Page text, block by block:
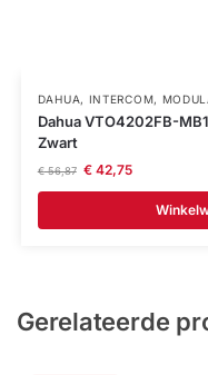
DAHUA, INTERCOM,
Dahua VTO4202FB-
Zwart
€56,87 €42,75
Gerelateerde